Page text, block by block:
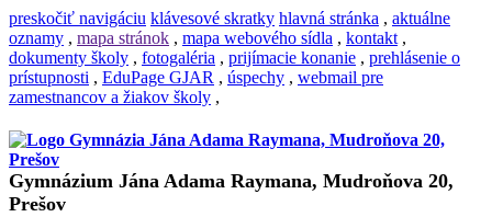
preskočiť navigáciu klávesové skratky hlavná stránka , aktuálne
oznamy , mapa stránok , mapa webového sídla , kontakt ,
dokumenty školy , fotogaléria , prijímacie konanie , prehlásenie o
prístupnosti , EduPage GJAR , úspechy , webmail pre
zamestnancov a žiakov školy ,
Gymnázium Jána Adama Raymana, Mudroňova 20,
Prešov